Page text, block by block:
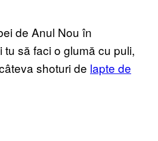
de Anul Nou în
tu să faci o glumă cu puli,
shoturi de lapte de